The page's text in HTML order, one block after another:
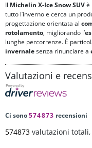
Il Michelin X-Ice Snow SUVè
tutto l’inverno e cerca un
progettazione orientata al
rotolamento, migliorando l’
lunghe percorrenze. È
invernalesenza rinunciare a
Valutazioni e
Ci sono574873 recensioni
574873 valutazioni totali,